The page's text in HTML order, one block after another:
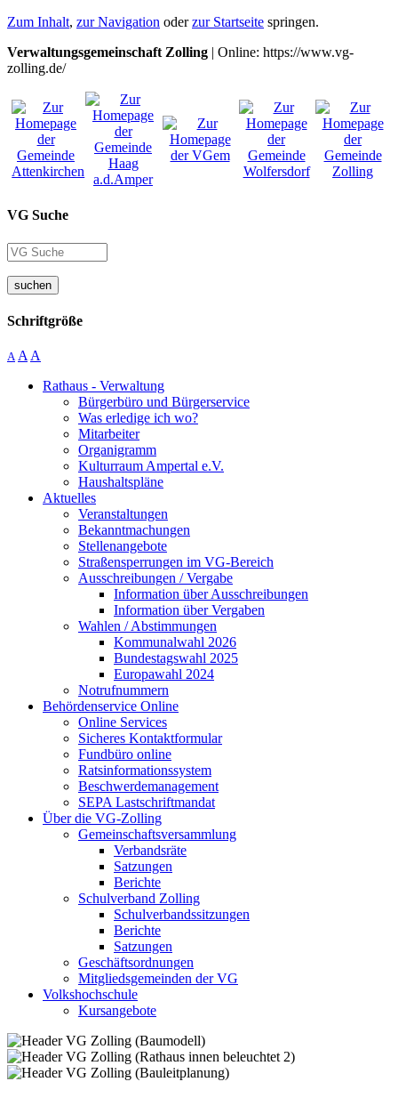
Zum Inhalt, zur Navigation oderzur Startseite springen.
Verwaltungsgemeinschaft Zolling | Online: https://www.vg-
zolling.de/
VG Suche
suchen
Schriftgröße
A A A
Rathaus - Verwaltung
Bürgerbüro und Bürgerservice
Was erledige ich wo?
Mitarbeiter
Organigramm
Kulturraum Ampertal e.V.
Haushaltspläne
Aktuelles
Veranstaltungen
Bekanntmachungen
Stellenangebote
Straßensperrungen im VG-Bereich
Ausschreibungen / Vergabe
Information über Ausschreibungen
Information über Vergaben
Wahlen / Abstimmungen
Kommunalwahl 2026
Bundestagswahl 2025
Europawahl 2024
Notrufnummern
Behördenservice Online
Online Services
Sicheres Kontaktformular
Fundbüro online
Ratsinformationssystem
Beschwerdemanagement
SEPA Lastschriftmandat
Über die VG-Zolling
Gemeinschaftsversammlung
Verbandsräte
Satzungen
Berichte
Schulverband Zolling
Schulverbandssitzungen
Berichte
Satzungen
Geschäftsordnungen
Mitgliedsgemeinden der VG
Volkshochschule
Kursangebote